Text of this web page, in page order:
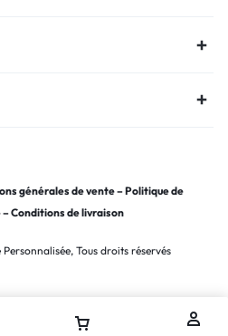
générales de vente–Politique de
–Conditions de livraison
Tous droits réservés